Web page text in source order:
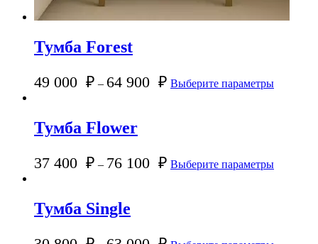
Тумба Forest
49 000 ₽ – 64 900 ₽ Выберите параметры
Тумба Flower
37 400 ₽ – 76 100 ₽ Выберите параметры
Тумба Single